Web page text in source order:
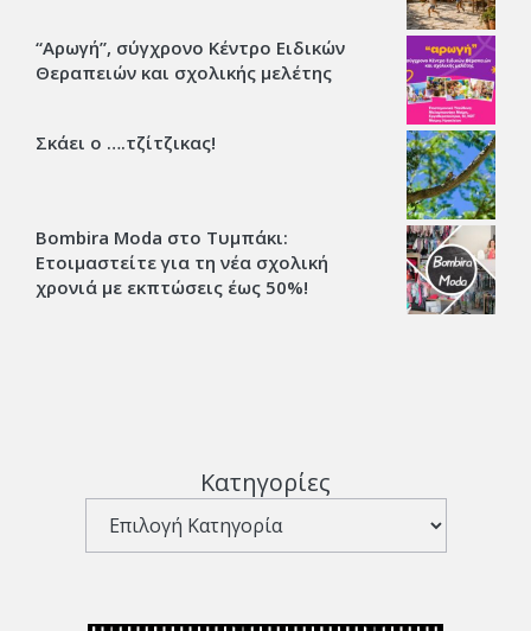
“Αρωγή”, σύγχρονο Κέντρο Ειδικών
Θεραπειών και σχολικής μελέτης
Σκάει ο ….τζίτζικας!
Bombira Moda στο Τυμπάκι:
Ετοιμαστείτε για τη νέα σχολική
χρονιά με εκπτώσεις έως 50%!
Κατηγορίες